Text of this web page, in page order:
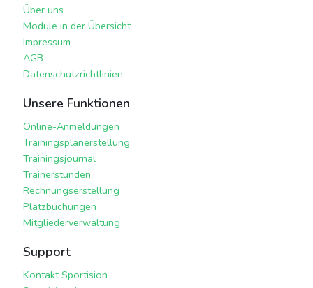
Über uns
Module in der Übersicht
Impressum
AGB
Datenschutzrichtlinien
Unsere Funktionen
Online-Anmeldungen
Trainingsplanerstellung
Trainingsjournal
Trainerstunden
Rechnungserstellung
Platzbuchungen
Mitgliederverwaltung
Support
Kontakt Sportision